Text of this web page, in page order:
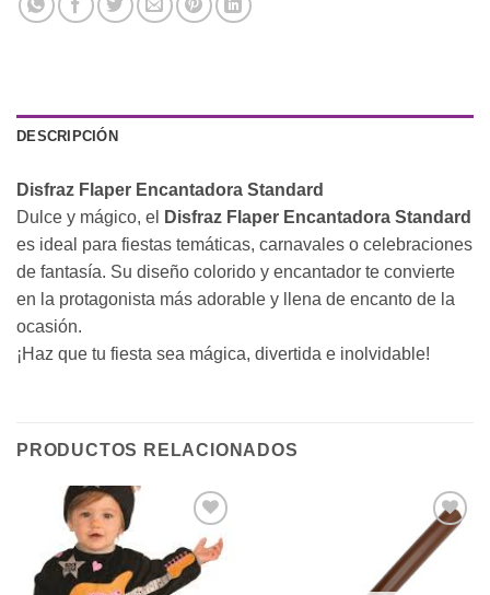
DESCRIPCIÓN
Disfraz Flaper Encantadora Standard
Dulce y mágico, el
Disfraz Flaper Encantadora Standard
es ideal para fiestas temáticas, carnavales o celebraciones
de fantasía. Su diseño colorido y encantador te convierte
en la protagonista más adorable y llena de encanto de la
ocasión.
¡Haz que tu fiesta sea mágica, divertida e inolvidable!
PRODUCTOS RELACIONADOS
Añadir
a la
lista de
deseos
Añadir
a la
lista de